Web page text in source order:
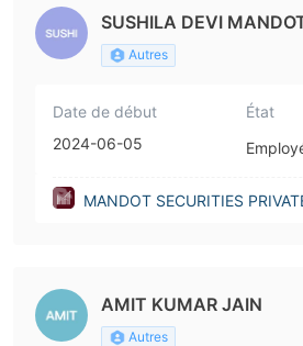
SUSHILA DEVI
Autres
Date de début
2024-06-05
État
MANDOT SECURITIES
AMIT KUMAR JAIN
Autres